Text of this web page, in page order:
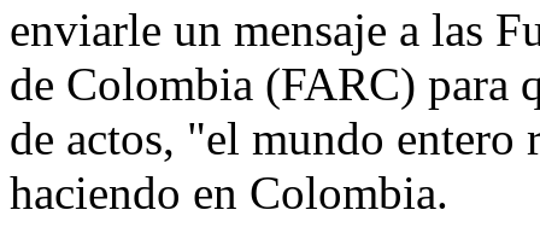
enviarle un mensaje a las
de Colombia (FARC) para
de actos, "el mundo entero
haciendo en Colombia.